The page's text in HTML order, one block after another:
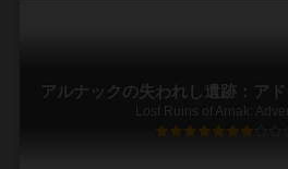
アルナックの失われし遺跡：ア
Lost Ruins of Arnak: